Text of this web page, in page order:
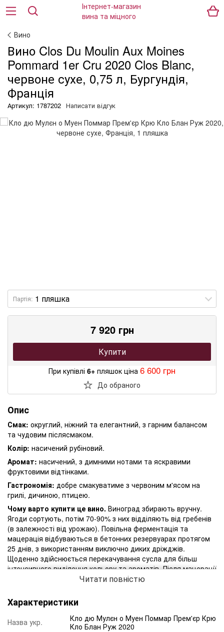
Вино
Вино Clos Du Moulin Aux Moines
Pommard 1er Cru 2020 Clos Blanc,
червоне сухе, 0,75 л, Бургундія,
Франція
Артикул: 1787202 Написати відгук
Партія:
7 920 грн
Купити
При купівлі 6+ пляшок ціна 6 600 грн
До обраного
Опис
Смак: округлий, ніжний та елегантний, з гарним балансом
та чудовим післясмаком.
Колір: насичений рубіновий.
Аромат: насичений, з димними нотами та яскравими
фруктовими відтінками.
Гастрономія: добре смакуватиме з червоним м'ясом на
грилі, дичиною, птицею.
Чому варто купити це вино. Виноград збирають вручну.
Ягоди сортують, потім 70-90% з них відділяють від гребенів
(в залежності від урожаю). Повільна ферментація та
мацерація відбуваються в бетонних резервуарах протягом
25 днів, з використанням виключно диких дріжджів.
Щоденно здійснюється перекачування сусла для більш
інтенсивного виділення кольору та ароматів. Після мацерації
проводиться пресування, а далі вино заливається в дубові
Потенціал до зберігання вина становить 7-15 років.
Читати повністю
Характеристики
Назва укр.
Кло дю Мулєн о Муен Поммар Прем'єр Крю
Кло Блан Руж 2020